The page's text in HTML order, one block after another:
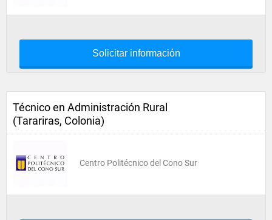
Solicitar información
Técnico en Administración Rural
(Tarariras, Colonia)
Centro Politécnico del Cono Sur